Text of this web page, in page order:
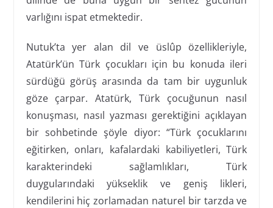
varlığını ispat etmektedir.
Nutuk’ta yer alan dil ve üslûp özellikleriyle,
Atatürk’ün Türk çocukları için bu konuda ileri
sürdüğü görüş arasında da tam bir uygunluk
göze çarpar. Atatürk, Türk çocuğunun nasıl
konuşması, nasıl yazması gerektiğini açıklayan
bir sohbetinde şöyle diyor: “Türk çocuklarını
eğitirken, onları, kafalardaki kabiliyetleri, Türk
karakterindeki sağlamlıkları, Türk
duygularındaki yükseklik ve geniş likleri,
kendilerini hiç zorlamadan naturel bir tarzda ve